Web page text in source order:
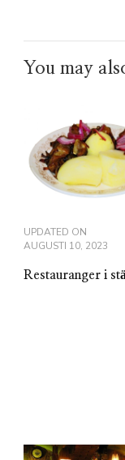
You may
UPDATED ON
AUGUSTI 10, 2023
Restauranger i